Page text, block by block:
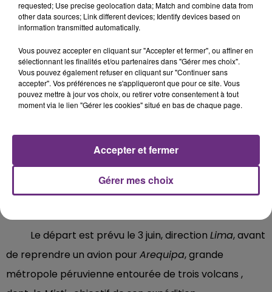
Pour relever ce défi, le Rémois s’y prépare
minutieusement. «Nous avons étudié les tracés et
fait appel à une agence de guides très sérieuse. On
a mis le prix pour le faire en toute sérénité et en
toute sécurité, afin d’arriver en haut dans de
Le départ est prévu le 3 juin, direction Lima, avant
de reprendre un avion pour Arequipa, grande
métropole péruvienne entourée de trois volcans ,
requested; Use precise geolocation data; Match and combine data from
other data sources; Link different devices; Identify devices based on
information transmitted automatically.
Vous pouvez accepter en cliquant sur "Accepter et fermer", ou affiner en
sélectionnant les finalités et/ou partenaires dans "Gérer mes choix".
Vous pouvez également refuser en cliquant sur "Continuer sans
accepter". Vos préférences ne s'appliqueront que pour ce site. Vous
pouvez mettre à jour vos choix, ou retirer votre consentement à tout
moment via le lien "Gérer les cookies" situé en bas de chaque page.
Gérer mes choix
Accepter et fermer